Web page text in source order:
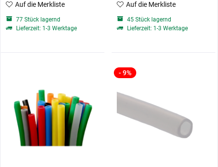
Auf die Merkliste
77 Stück lagernd
Lieferzeit: 1-3 Werktage
Auf die Merkliste
45 Stück lagernd
Lieferzeit: 1-3 Werktage
- 9%